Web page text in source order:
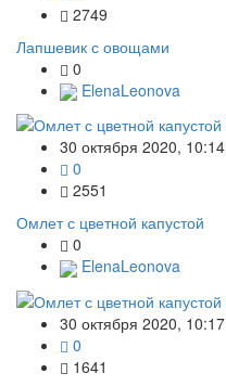
2749
Лапшевик с овощами
0
ElenaLeonova
30 октября 2020, 10:14
0
2551
Омлет с цветной капустой
0
ElenaLeonova
30 октября 2020, 10:17
0
1641